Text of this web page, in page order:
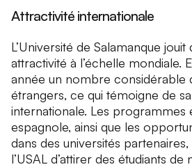
Attractivité internationale
L’Université de Salamanque jouit
attractivité à l’échelle mondiale.
année un nombre considérable
étrangers, ce qui témoigne de
internationale. Les programmes
espagnole, ainsi que les
dans des universités
l’USAL d’attirer des étudiants